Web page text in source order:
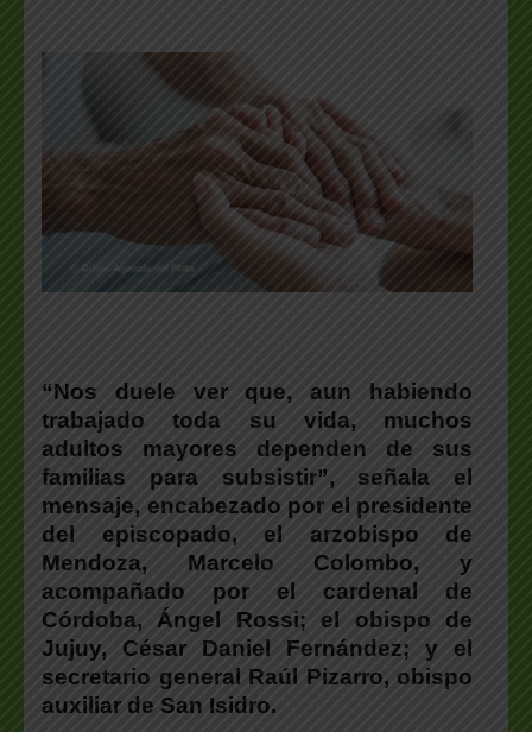
“Nos duele ver que, aun habiendo
trabajado toda su vida, muchos
adultos mayores dependen de sus
familias para subsistir”, señala el
mensaje, encabezado por el presidente
del episcopado, el arzobispo de
Mendoza, Marcelo Colombo, y
acompañado por el cardenal de
Córdoba, Ángel Rossi; el obispo de
Jujuy, César Daniel Fernández; y el
secretario general Raúl Pizarro, obispo
auxiliar de San Isidro.